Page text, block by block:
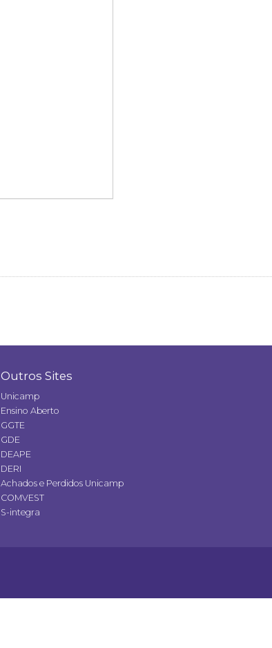
Outros Sites
Unicamp
Ensino Aberto
GGTE
GDE
DEAPE
DERI
Achados e Perdidos Unicamp
COMVEST
S-integra